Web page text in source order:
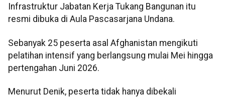
Infrastruktur Jabatan Kerja Tukang Bangunan itu
resmi dibuka di Aula Pascasarjana Undana.
Sebanyak 25 peserta asal Afghanistan mengikuti
pelatihan intensif yang berlangsung mulai Mei hingga
pertengahan Juni 2026.
Menurut Denik, peserta tidak hanya dibekali